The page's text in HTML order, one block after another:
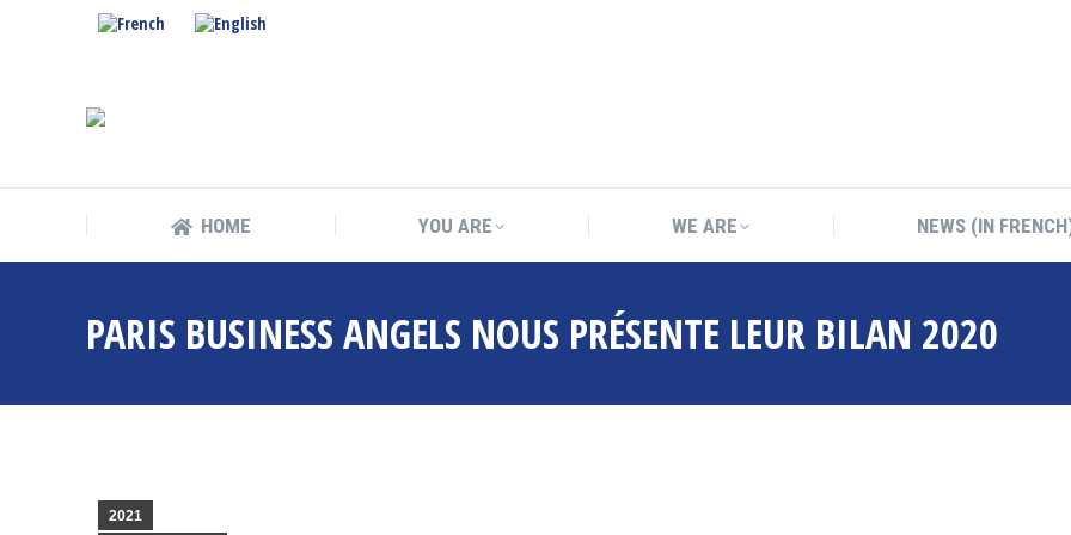
HOME YOU ARE WE ARE NEWS (IN
PARIS BUSINESS ANGELS NOUS PRÉSENTE LEUR BILAN 2020
2021
HOME